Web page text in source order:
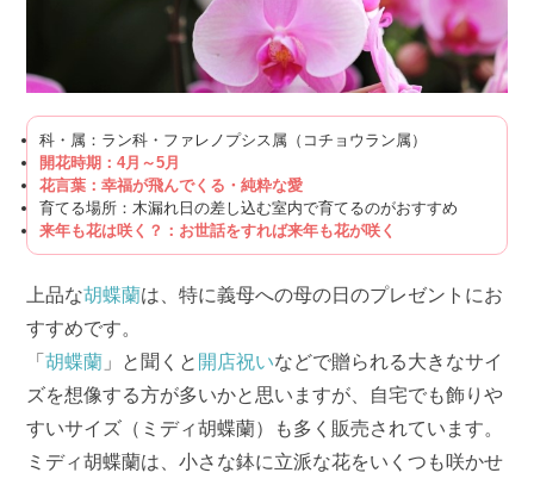
科・属：ラン科・ファレノプシス属（コチョウラン属）
開花時期：4月～5月
花言葉：幸福が飛んでくる・純粋な愛
育てる場所：木漏れ日の差し込む室内で育てるのがおすすめ
来年も花は咲く？：お世話をすれば来年も花が咲く
上品な胡蝶蘭は、特に義母への母の日のプレゼントにお
すすめです。
「胡蝶蘭 」と聞くと 開店祝いなどで贈られる大きなサイ
ズを想像する方が多いかと思いますが、自宅でも飾りや
すいサイズ（ミディ胡蝶蘭）も多く販売されています。
ミディ胡蝶蘭は、小さな鉢に立派な花をいくつも咲かせ